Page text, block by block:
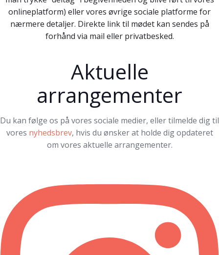
onlineplatform) eller vores øvrige sociale platforme for
nærmere detaljer. Direkte link til mødet kan sendes på
forhånd via mail eller privatbesked.
Aktuelle
arrangementer
Du kan følge os på vores sociale medier, eller tilmelde dig til
vores nyhedsbrev, hvis du ønsker at holde dig opdateret
om vores aktuelle arrangementer.